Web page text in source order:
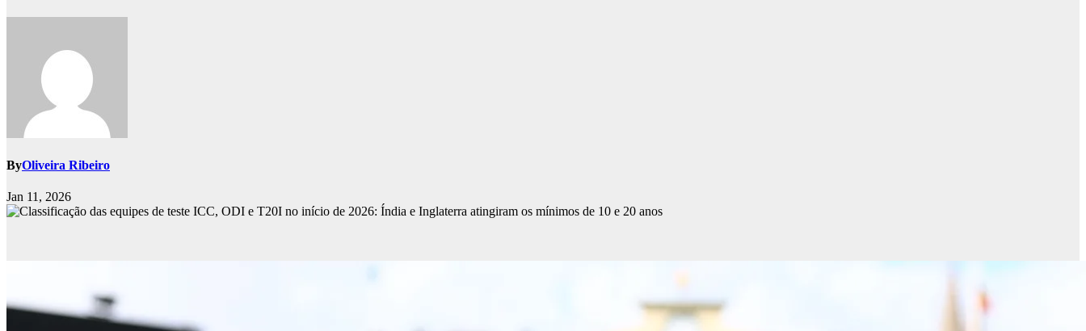
ByOliveira Ribeiro
Jan 11, 2026